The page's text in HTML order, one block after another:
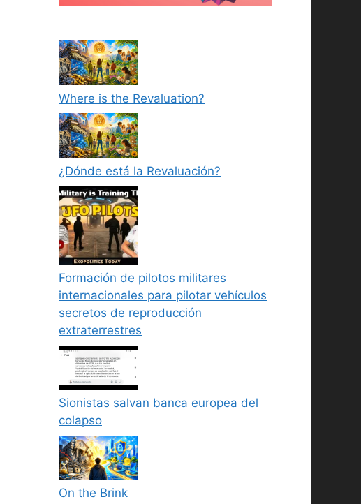
Where is the Revaluation?
¿Dónde está la Revaluación?
Formación de pilotos militares
internacionales para pilotar vehículos
secretos de reproducción
extraterrestres
Sionistas salvan banca europea del
colapso
On the Brink